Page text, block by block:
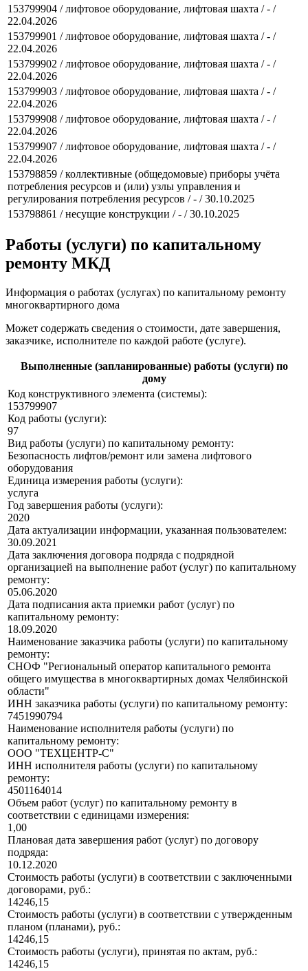
153799904 / лифтовое оборудование, лифтовая шахта / - /
22.04.2026
153799901 / лифтовое оборудование, лифтовая шахта / - /
22.04.2026
153799902 / лифтовое оборудование, лифтовая шахта / - /
22.04.2026
153799903 / лифтовое оборудование, лифтовая шахта / - /
22.04.2026
153799908 / лифтовое оборудование, лифтовая шахта / - /
22.04.2026
153799907 / лифтовое оборудование, лифтовая шахта / - /
22.04.2026
153798859 / коллективные (общедомовые) приборы учёта
потребления ресурсов и (или) узлы управления и
регулирования потребления ресурсов / - / 30.10.2025
153798861 / несущие конструкции / - / 30.10.2025
Работы (услуги) по капитальному
ремонту МКД
Информация о работах (услугах) по капитальному ремонту
многоквартирного дома
Может содержать сведения о стоимости, дате завершения,
заказчике, исполнителе по каждой работе (услуге).
Выполненные (запланированные) работы (услуги) по
дому
Код конструктивного элемента (системы):
153799907
Код работы (услуги):
97
Вид работы (услуги) по капитальному ремонту:
Безопасность лифтов/ремонт или замена лифтового
оборудования
Единица измерения работы (услуги):
услуга
Год завершения работы (услуги):
2020
Дата актуализации информации, указанная пользователем:
30.09.2021
Дата заключения договора подряда с подрядной
организацией на выполнение работ (услуг) по капитальному
ремонту:
05.06.2020
Дата подписания акта приемки работ (услуг) по
капитальному ремонту:
18.09.2020
Наименование заказчика работы (услуги) по капитальному
ремонту:
СНОФ "Региональный оператор капитального ремонта
общего имущества в многоквартирных домах Челябинской
области"
ИНН заказчика работы (услуги) по капитальному ремонту:
7451990794
Наименование исполнителя работы (услуги) по
капитальному ремонту:
ООО "ТЕХЦЕНТР-С"
ИНН исполнителя работы (услуги) по капитальному
ремонту:
4501164014
Объем работ (услуг) по капитальному ремонту в
соответствии с единицами измерения:
1,00
Плановая дата завершения работ (услуг) по договору
подряда:
10.12.2020
Стоимость работы (услуги) в соответствии с заключенными
договорами, руб.:
14246,15
Стоимость работы (услуги) в соответствии с утвержденным
планом (планами), руб.:
14246,15
Стоимость работы (услуги), принятая по актам, руб.:
14246,15